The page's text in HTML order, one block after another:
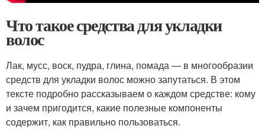
Что такое средства для укладки
волос
Лак, мусс, воск, пудра, глина, помада — в многообразии
средств для укладки волос можно запутаться. В этом
тексте подробно рассказываем о каждом средстве: кому
и зачем пригодится, какие полезные компоненты
содержит, как правильно пользоваться.